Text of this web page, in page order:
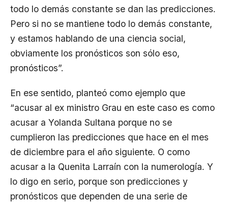
todo lo demás constante se dan las predicciones.
Pero si no se mantiene todo lo demás constante,
y estamos hablando de una ciencia social,
obviamente los pronósticos son sólo eso,
pronósticos”.
En ese sentido, planteó como ejemplo que
“acusar al ex ministro Grau en este caso es como
acusar a Yolanda Sultana porque no se
cumplieron las predicciones que hace en el mes
de diciembre para el año siguiente. O como
acusar a la Quenita Larraín con la numerología. Y
lo digo en serio, porque son predicciones y
pronósticos que dependen de una serie de